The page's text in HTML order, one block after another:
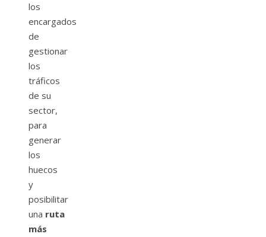
los
encargados
de
gestionar
los
tráficos
de su
sector,
para
generar
los
huecos
y
posibilitar
una ruta
más